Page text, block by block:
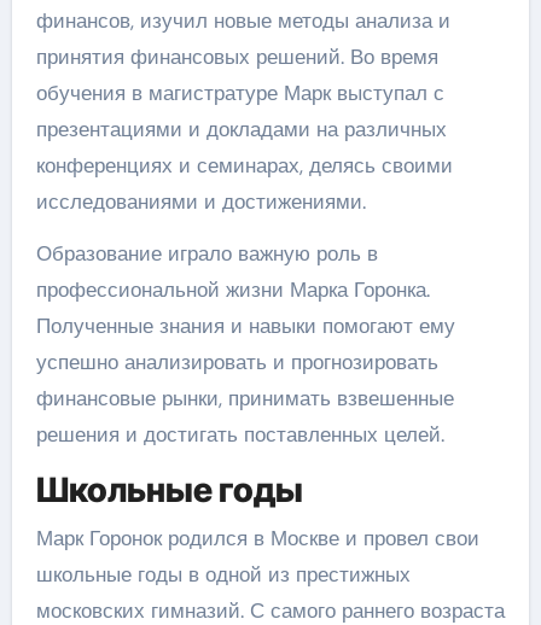
финансов, изучил новые методы анализа и
принятия финансовых решений. Во время
обучения в магистратуре Марк выступал с
презентациями и докладами на различных
конференциях и семинарах, делясь своими
исследованиями и достижениями.
Образование играло важную роль в
профессиональной жизни Марка Горонка.
Полученные знания и навыки помогают ему
успешно анализировать и прогнозировать
финансовые рынки, принимать взвешенные
решения и достигать поставленных целей.
Школьные годы
Марк Горонок родился в Москве и провел свои
школьные годы в одной из престижных
московских гимназий. С самого раннего возраста